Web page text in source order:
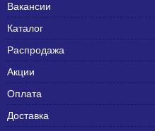
Вакансии
Каталог
Распродажа
Акции
Оплата
Доставка